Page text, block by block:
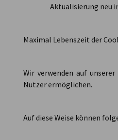
Aktualisierung neu
Maximal Lebenszeit der
Wir verwenden auf
Nutzer ermöglichen.
Auf diese Weise können